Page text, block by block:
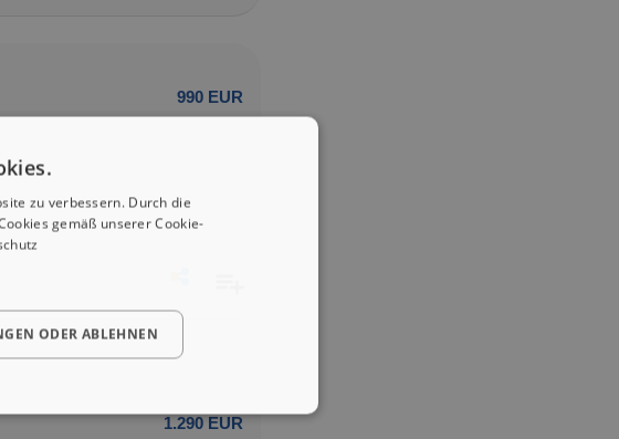
990 EUR
1.290 EUR
zu verbessern. Durch die
gemäß unserer Cookie-
ODER ABLEHNEN